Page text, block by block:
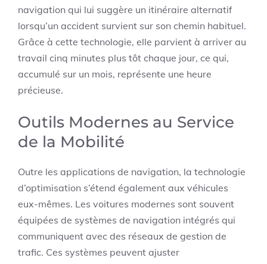
navigation qui lui suggère un itinéraire alternatif
lorsqu’un accident survient sur son chemin habituel.
Grâce à cette technologie, elle parvient à arriver au
travail cinq minutes plus tôt chaque jour, ce qui,
accumulé sur un mois, représente une heure
précieuse.
Outils Modernes au Service
de la Mobilité
Outre les applications de navigation, la technologie
d’optimisation s’étend également aux véhicules
eux-mêmes. Les voitures modernes sont souvent
équipées de systèmes de navigation intégrés qui
communiquent avec des réseaux de gestion de
trafic. Ces systèmes peuvent ajuster